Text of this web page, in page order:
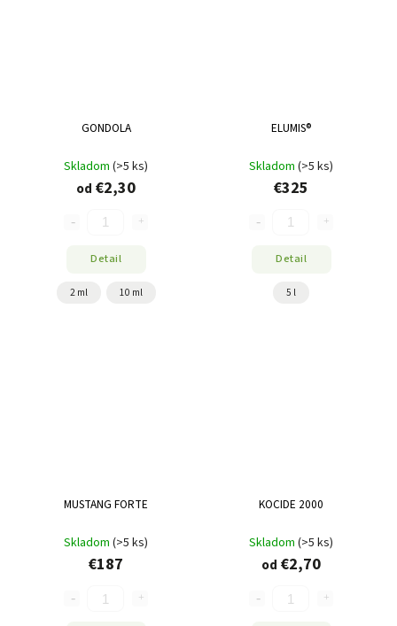
GONDOLA
Skladom (>5 ks)
od €2,30
Detail
2 ml 10 ml
ELUMIS®
Skladom (>5 ks)
€325
Detail
5 l
MUSTANG FORTE
Skladom (>5 ks)
€187
KOCIDE 2000
Skladom (>5 ks)
od €2,70